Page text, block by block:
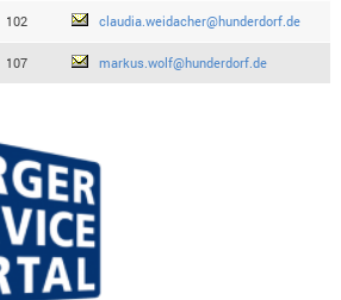
102 claudia.weidacher@hunderdorf.de
107 markus.wolf@hunderdorf.de